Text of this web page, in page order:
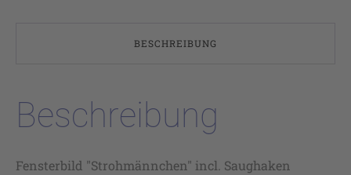
BESCHREIBUNG
Beschreibung
Fensterbild "Strohmännchen" incl. Saughaken